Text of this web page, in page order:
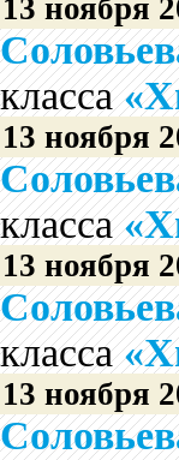
13 ноября
класса
13 ноября
класса
13 ноября
класса
13 ноября